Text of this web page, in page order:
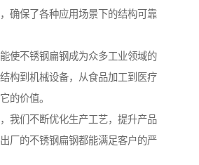
确保了各种应用场景下的结构可靠
使不锈钢扁钢成为众多工业领域的
构到机械设备，从食品加工到医疗
的价值。
我们不断优化生产工艺，提升产品
厂的不锈钢扁钢都能满足客户的严